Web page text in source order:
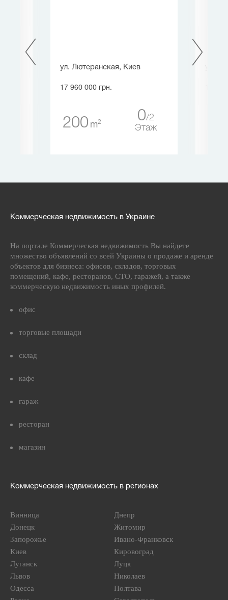
ул. Лютеранская, Киев
17 960 000 грн.
200 m2 0 2
Этаж
Коммерческая недвижимость в Украине
На портале Коммерческая недвижимость Вы найдете
множество объявлений со всей Украины о продаже и аренде
объектов для бизнеса: офисов, складов, торговых
помещений, кафе, ресторанов, СТО, гаражей, а также
коммерческую недвижимость иных профилей.
офис
торговые площади
склад
кафе
гараж
ресторан
магазин
Коммерческая недвижимость в регионах
Винница
Днепр
Донецк
Житомир
Запорожье
Ивано-Франковск
Киев
Кировоград
Луганск
Луцк
Львов
Николаев
Одесса
Полтава